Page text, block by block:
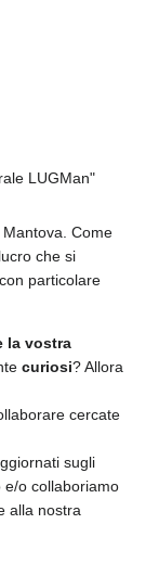
LUGMan"
Come
che si
particolare
la vostra
curiosi? Allora
cercate
sugli
e/o collaboriamo
alla nostra